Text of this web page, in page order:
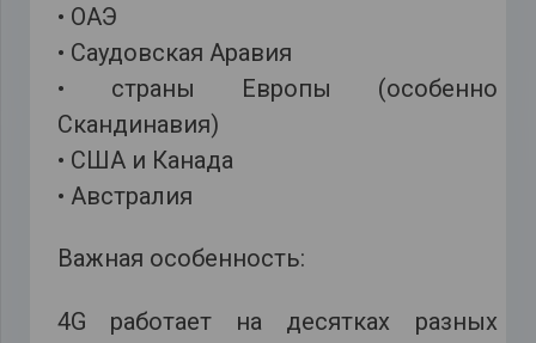
• ОАЭ
• Саудовская Аравия
• страны Европы (особенно
Скандинавия)
• США и Канада
• Австралия
Важная особенность:
4G работает на десятках разных